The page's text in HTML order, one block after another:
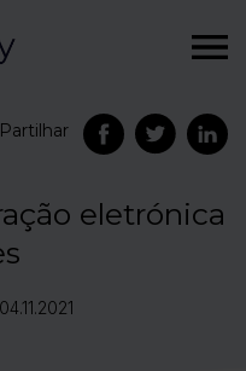
eletrónica
04.11.2021
Partilhar